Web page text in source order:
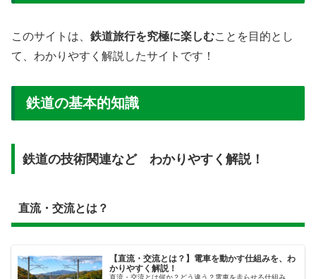
このサイトは、 鉄道旅行を究極に楽しむことを目的とし
て、わかりやすく解説したサイトです！
鉄道の基本的知識
鉄道の技術関連など わかりやすく解説！
直流・交流とは？
【直流・交流とは？】電車を動かす仕組みを、わ
かりやすく解説！
直流・交流とは何か？どう違う？電車を走らせる仕組み